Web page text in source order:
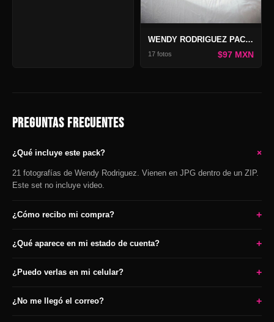
WENDY RODRIGUEZ PACK BLOSSOM 3
17 fotos $97 MXN
PREGUNTAS FRECUENTES
¿Qué incluye este pack? +
21 fotografías de Wendy Rodriguez. Vienen en JPG dentro de un ZIP.
Este set no incluye video.
¿Cómo recibo mi compra? +
¿Qué aparece en mi estado de cuenta? +
¿Puedo verlas en mi celular? +
¿No me llegó el correo? +